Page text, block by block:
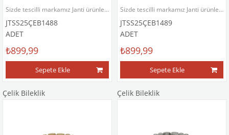
Sizde tescilli markamız Janti ürünlerinin satıcısı veya satış temsilcisi olmak isterseniz bizimle iletişime geçebilirsiniz.
JTSS25ÇEB1488
ADET
₺899,99
Sepete Ekle
Sizde tescilli markamız Janti ürünlerinin satıcısı veya satış temsilcisi olmak isterseniz bizimle iletişime geçebilirsiniz.
JTSS25ÇEB1489
ADET
₺899,99
Sepete Ekle
Çelik Bileklik Çelik Bileklik